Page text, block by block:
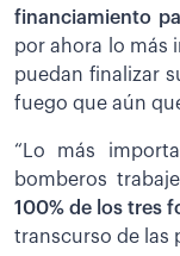
financiamiento
por ahora lo más
puedan finalizar
fuego que aún
“Lo más
bomberos
100% de los tres
transcurso de las